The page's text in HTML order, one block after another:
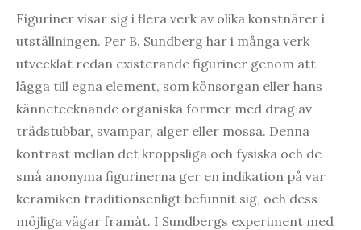
Figuriner visar sig i flera verk av olika konstnärer i
utställningen. Per B. Sundberg har i många verk
utvecklat redan existerande figuriner genom att
lägga till egna element, som könsorgan eller hans
kännetecknande organiska former med drag av
trädstubbar, svampar, alger eller mossa. Denna
kontrast mellan det kroppsliga och fysiska och de
små anonyma figurinerna ger en indikation på var
keramiken traditionsenligt befunnit sig, och dess
möjliga vägar framåt. I Sundbergs experiment med